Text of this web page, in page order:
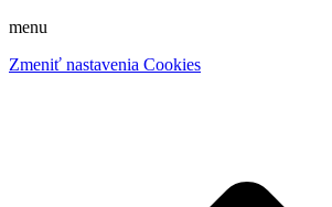
menu
Zmeniť nastavenia Cookies